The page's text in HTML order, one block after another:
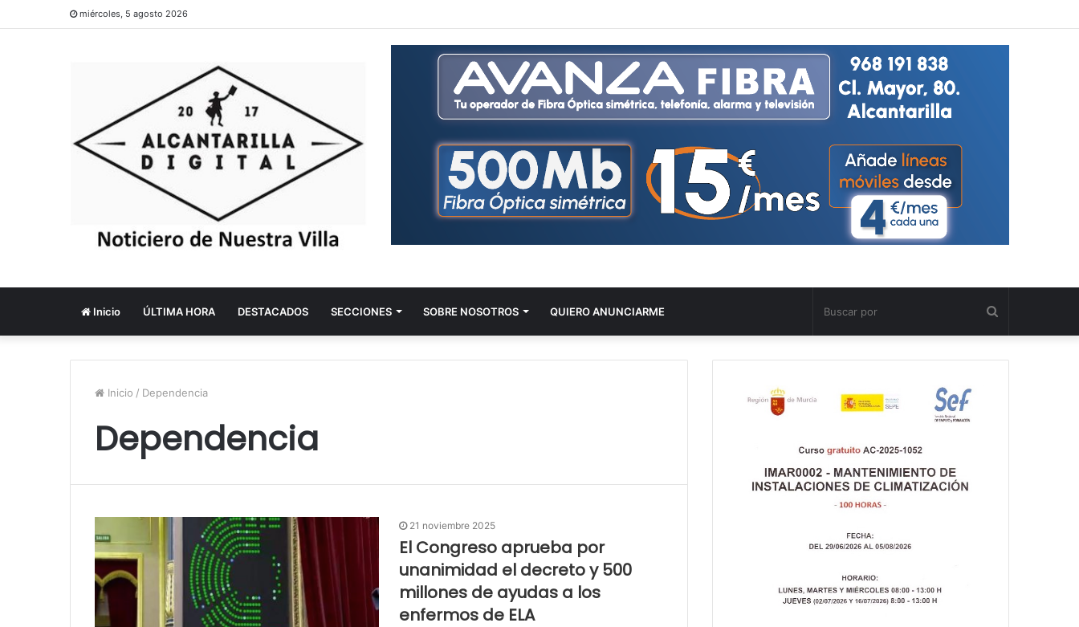
miércoles, 5 agosto 2026
Inicio ÚLTIMA HORA DESTACADOS SECCIONES SOBRE NOSOTROS QUIERO ANUNCIARME
por
Inicio / Dependencia
Dependencia
21 noviembre 2025
El Congreso aprueba por
unanimidad el decreto y 500
millones de ayudas a los
enfermos de ELA